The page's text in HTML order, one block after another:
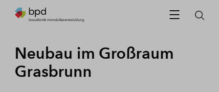
Neubau im Großraum
Grasbrunn